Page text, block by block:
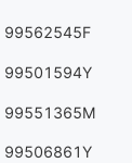
99562545F
99501594Y
99551365M
99506861Y